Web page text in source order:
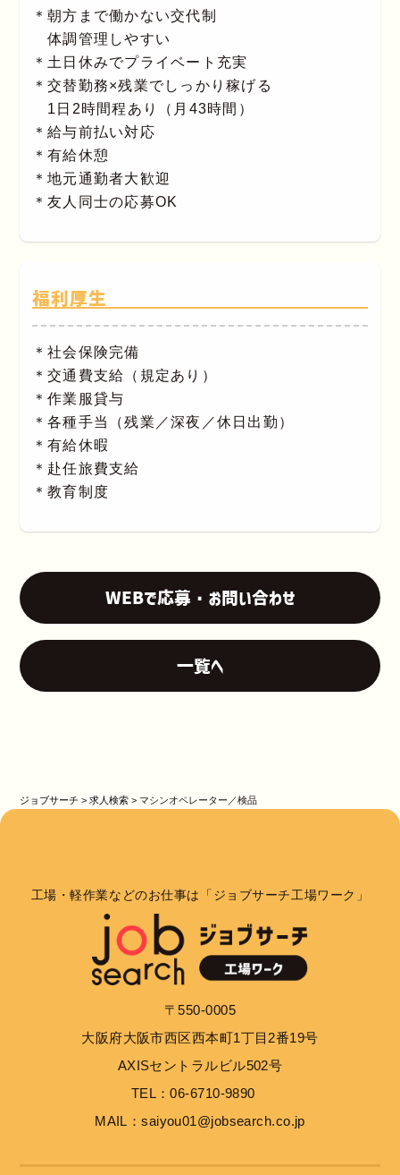
＊朝方まで働かない交代制
体調管理しやすい
＊土日休みでプライベート充実
＊交替勤務×残業でしっかり稼げる
1日2時間程あり（月43時間）
＊給与前払い対応
＊有給休憩
＊地元通勤者大歓迎
＊友人同士の応募OK
福利厚生
＊社会保険完備
＊交通費支給（規定あり）
＊作業服貸与
＊各種手当（残業／深夜／休日出勤）
＊有給休暇
＊赴任旅費支給
＊教育制度
WEBで応募・お問い合わせ
一覧へ
ジョブサーチ >求人検索 >マシンオペレーター／検品
工場・軽作業などのお仕事は「ジョブサーチ工場ワーク」
〒550-0005
大阪府大阪市西区西本町1丁目2番19号
AXISセントラルビル502号
TEL：06-6710-9890
MAIL：saiyou01@jobsearch.co.jp